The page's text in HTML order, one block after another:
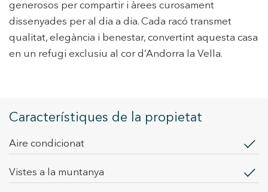
generosos per compartir i àrees curosament
dissenyades per al dia a dia. Cada racó transmet
qualitat, elegància i benestar, convertint aquesta casa
en un refugi exclusiu al cor d’Andorra la Vella.
Característiques de la propietat
Aire condicionat
vistes a la muntanya